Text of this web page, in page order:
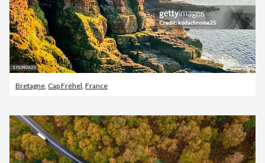
Bretagne, Cap Fréhel, France